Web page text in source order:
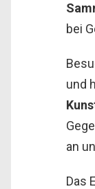
bei
und
an
Das